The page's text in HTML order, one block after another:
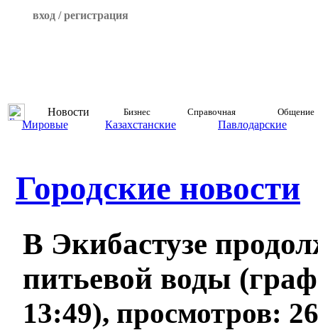
вход / регистрация
Новости Бизнес Справочная Общение
Мировые Казахстанские Павлодарские
Городские новости
В Экибастузе
питьевой воды
13:49), просмотров: